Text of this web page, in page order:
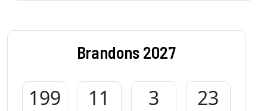
Brandons 2027
199 11 3 22